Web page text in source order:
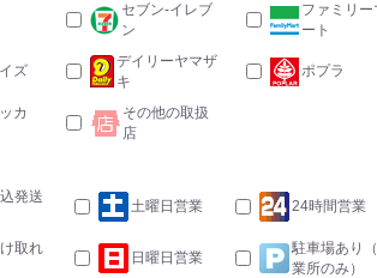
セブン-イレブ
ン
ファミリー
ート
ズ
デイリーヤマザ
キ
ポプラ
カ
その他の取扱
店
発送
土曜日営業 24時間営業
取れ
日曜日営業
駐車場あり
業所のみ）